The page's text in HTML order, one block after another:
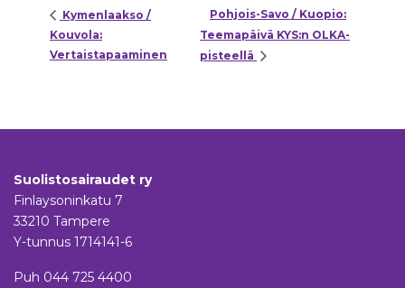
Kymenlaakso /
Kouvola:
Vertaistapaaminen
Pohjois-Savo / Kuopio:
Teemapäivä KYS:n OLKA-
pisteellä
Suolistosairaudet ry
Finlaysoninkatu 7
33210 Tampere
Y-tunnus 1714141-6
Puh 044 725 4400